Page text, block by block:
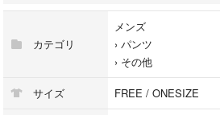
#[27560]WINDANDSEA(ウィンダンシー)_バ
#_バズストア
#黒系_バズストア
カテゴリ
メンズ
› パンツ
› その他
サイズ FREE / ONESIZE